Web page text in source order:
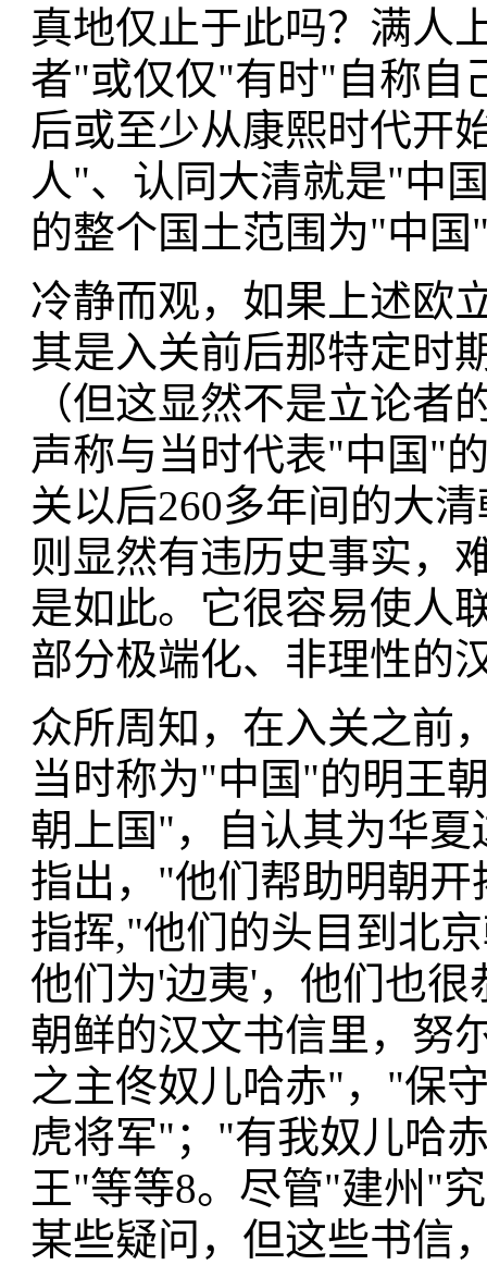
真地仅止于此吗？满人
者"或仅仅"有时"自称自
后或至少从康熙时代开
人"、认同大清就是"中
的整个国土范围为"中
冷静而观，如果上述欧
其是入关前后那特定时
（但这显然不是立论
声称与当时代表"中国"
关以后260多年间的大
则显然有违历史事实，
是如此。它很容易使人
部分极端化、非理性的
众所周知，在入关之前
当时称为"中国"的明王
朝上国"，自认其为华
指出，"他们帮助明朝
指挥,"他们的头目到北
他们为'边夷'，他们也
朝鲜的汉文书信里，努
之主佟奴儿哈赤"，"保
虎将军"；"有我奴儿哈
王"等等8。尽管"建州"
某些疑问，但这些书信